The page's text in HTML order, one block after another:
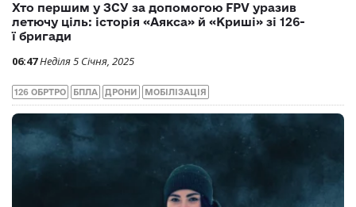
Хто першим у ЗСУ за допомогою FPV уразив
летючу ціль: історія «Аякса» й «Криші» зі 126-
ї бригади
06:47Неділя 5 Січня, 2025
126 ОБРТРО БПЛА ДРОНИ МОБІЛІЗАЦІЯ